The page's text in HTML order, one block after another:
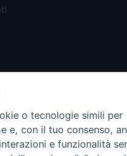
o tecnologie simili per
e, con il tuo consenso,
e funzionalità